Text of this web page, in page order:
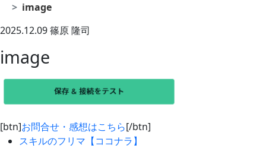
image
2025.12.09篠原 隆司
image
[btn]お問合せ・感想はこちら[/btn]
スキルのフリマ【ココナラ】